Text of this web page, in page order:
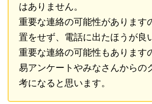
はありません。
重要な連絡の可能性があります
置をせず、電話に出たほうが良
重要な連絡の可能性もあります
易アンケートやみなさんからの
考になると思います。